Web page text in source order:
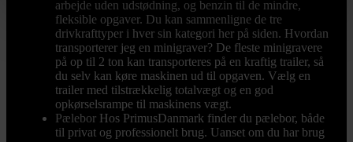
arbejde uden udstødning, og benzin til de mindre,
fleksible opgaver. Du kan sammenligne de tre
drivkrafttyper i hver sin kategori her på siden. Hvordan
transporterer jeg en minigraver? De fleste minigravere
på op til 2 ton kan transporteres på en kraftig trailer, så
du selv kan køre maskinen ud til opgaven. Vælg en
trailer med tilstrækkelig totalvægt og en god
opkørselsrampe til maskinens vægt.
Pælebor Hos PrimusDanmark finder du pælebor, både
til privat og professionelt brug. Uanset om du har brug